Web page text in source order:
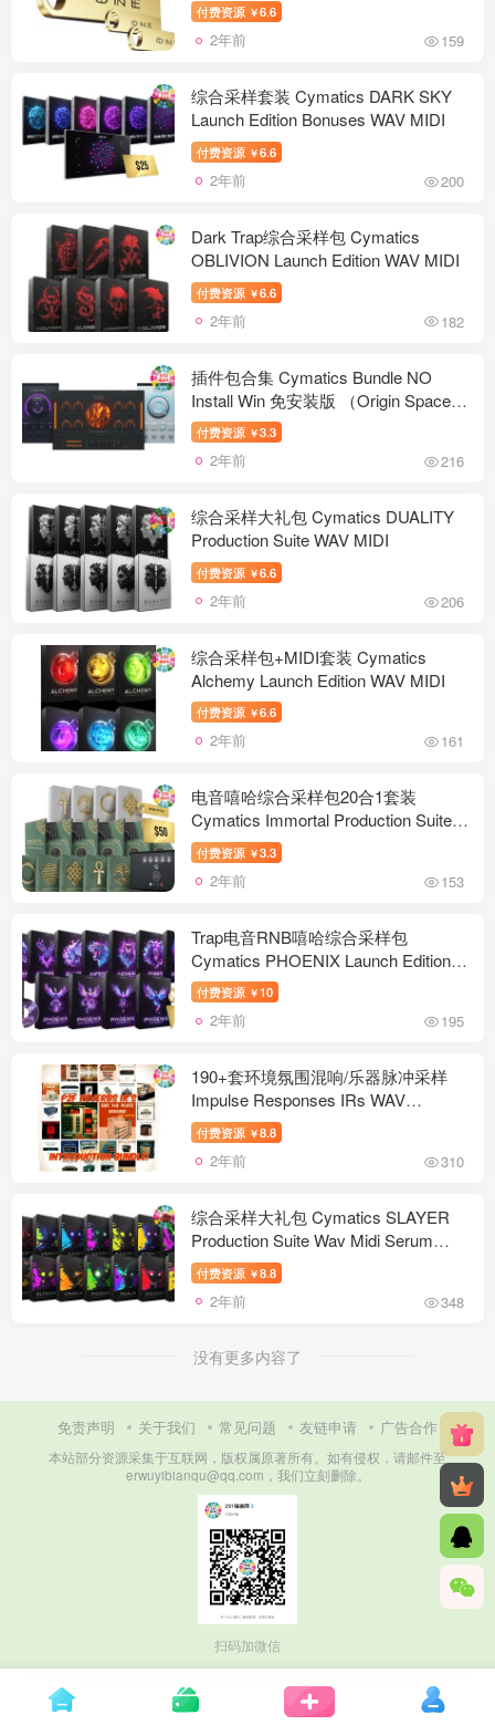
付费资源 ￥6.6
2年前 159
综合采样套装 Cymatics DARK SKY
Launch Edition Bonuses WAV MIDI
付费资源 ￥6.6
2年前 200
Dark Trap综合采样包 Cymatics
OBLIVION Launch Edition WAV MIDI
付费资源 ￥6.6
2年前 182
插件包合集 Cymatics Bundle NO
Install Win 免安装版 （Origin Space
Lite Diablo Lite Space Diablo Vortex
Pluto）
付费资源 ￥3.3
2年前 216
综合采样大礼包 Cymatics DUALITY
Production Suite WAV MIDI
付费资源 ￥6.6
2年前 206
综合采样包+MIDI套装 Cymatics
Alchemy Launch Edition WAV MIDI
付费资源 ￥6.6
2年前 161
电音嘻哈综合采样包20合1套装
Cymatics Immortal Production Suite
WAV MIDI
付费资源 ￥3.3
2年前 153
Trap电音RNB嘻哈综合采样包
Cymatics PHOENIX Launch Edition
Wav Midi
付费资源 ￥ 10
2年前 195
190+套环境氛围混响/乐器脉冲采样
Impulse Responses IRs WAV
Colection 2024.4
付费资源 ￥8.8
2年前 310
综合采样大礼包 Cymatics SLAYER
Production Suite Wav Midi Serum
Presets
付费资源 ￥8.8
2年前 348
没有更多内容了
免责声明 关于我们 常见问题 友链申请 广告合作
本站部分资源采集于互联网，版权属原著所有。如有侵权，请邮件至
erwuyibianqu@qq.com，我们立刻删除。
扫码加微信